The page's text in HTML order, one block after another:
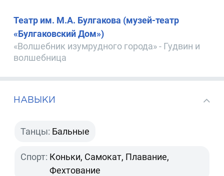
Театр им. М.А. Булгакова (музей-театр
«Булгаковский Дом»)
«Волшебник изумрудного города» - Гудвин и
волшебница
НАВЫКИ
Танцы: Бальные
Спорт: Коньки, Самокат, Плавание,
Фехтование